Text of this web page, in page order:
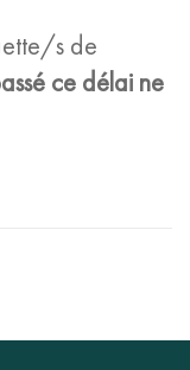
s de
ce délai ne